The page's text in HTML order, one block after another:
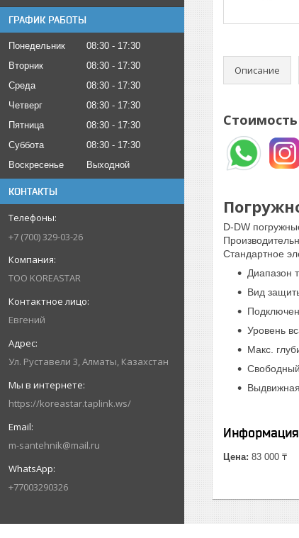
ГРАФИК РАБОТЫ
Понедельник 08:30
17:30
Вторник
08:30
17:30
Среда
08:30
17:30
Четверг
08:30
17:30
Пятница
08:30
17:30
Суббота
08:30
17:30
Воскресенье
Выходной
КОНТАКТЫ
+7 (700) 329-03-26
ТОО KOREASTAR
Евгений
Ул. Руставели 3, Алматы, Казахстан
https://koreastar.taplink.ws/
m-santehnik@mail.ru
+77003290326
Описание
D-DW
Стандартное
Диапазон
Вид
Уровень
Макс.
Цена: 83 000 ₸